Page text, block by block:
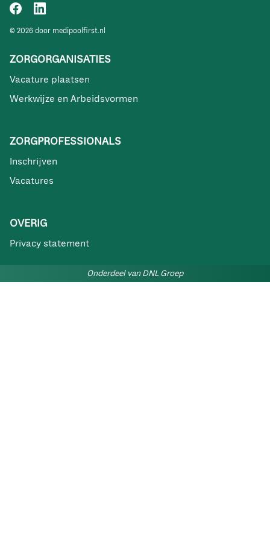
© 2026 door medipoolfirst.nl
ZORGORGANISATIES
Vacature plaatsen
Werkwijze en Arbeidsvormen
ZORGPROFESSIONALS
Inschrijven
Vacatures
OVERIG
Privacy statement
Onderdeel van DNL Groep